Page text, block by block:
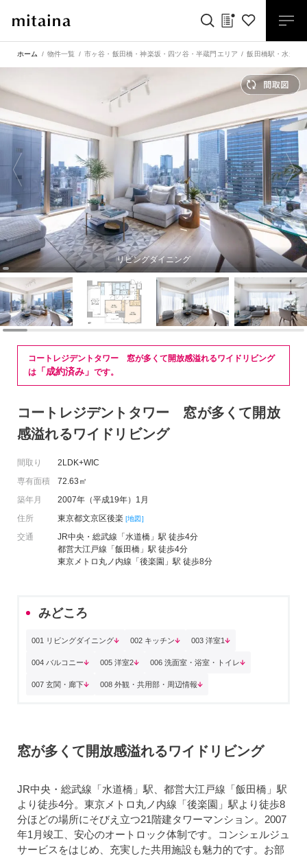
ホーム 物件一覧 市ヶ谷・飯田橋・神楽坂・四ツ谷・半蔵門エリア 飯田橋駅 ・水道橋
リビングダイニング
コートレジデントタワー 窓が多くて開放感溢れるワイドリビング
は 「成約済み」 です。
コートレジデントタワー 窓が多くて開放
感溢れるワイドリビング
間取り
2LDK+WIC
専有面積
72.63㎡
築年月
2007年（平成19年）1月
住所
東京都文京区後楽 [地図]
交通
JR中央・総武線「水道橋」駅 徒歩4分
都営大江戸線「飯田橋」駅 徒歩4分
東京メトロ丸ノ内線「後楽園」駅 徒歩8分
みどころ
001 リビングダイニング 002 キッチン 003 洋室1
004 バルコニー 005 洋室2 006 洗面室・浴室・トイレ
007 玄関・廊下 008 外観・共用部・周辺情報
窓が多くて開放感溢れるワイドリビング
JR中央・総武線「水道橋」駅、都営大江戸線「飯田橋」駅
より徒歩4分。東京メトロ丸ノ内線「後楽園」駅より徒歩8
分ほどの場所にそびえ立つ21階建タワーマンション。2007
年1月竣工、安心のオートロック体制です。コンシェルジュ
サービスをはじめ、充実した共用施設も魅力的です。お部